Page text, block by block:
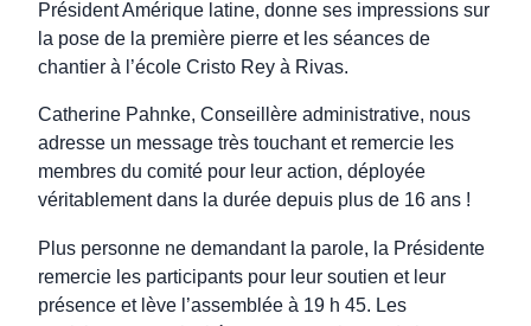
Président Amérique latine, donne ses impressions sur
la pose de la première pierre et les séances de
chantier à l’école Cristo Rey à Rivas.
Catherine Pahnke, Conseillère administrative, nous
adresse un message très touchant et remercie les
membres du comité pour leur action, déployée
véritablement dans la durée depuis plus de 16 ans !
Plus personne ne demandant la parole, la Présidente
remercie les participants pour leur soutien et leur
présence et lève l’assemblée à 19 h 45. Les